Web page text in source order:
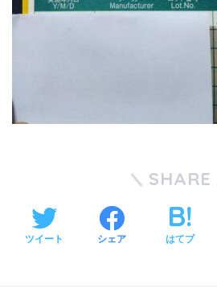
SHARE
ツイート シェア はてブ